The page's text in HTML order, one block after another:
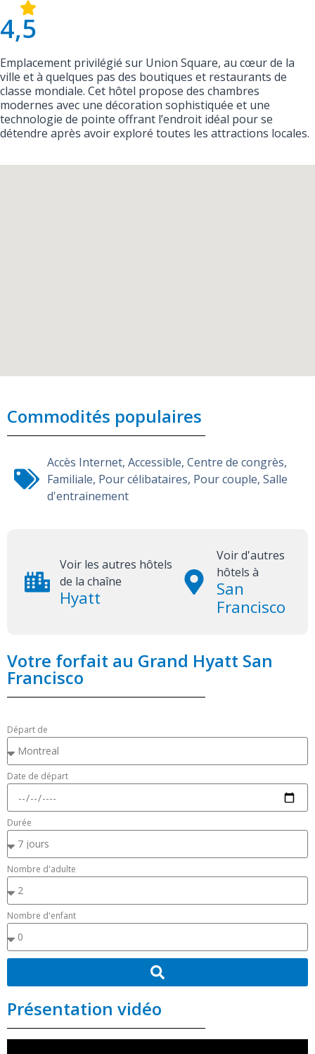
4,5
Emplacement privilégié sur Union Square, au cœur de la
ville et à quelques pas des boutiques et restaurants de
classe mondiale. Cet hôtel propose des chambres
modernes avec une décoration sophistiquée et une
technologie de pointe offrant l’endroit idéal pour se
détendre après avoir exploré toutes les attractions locales.
Commodités populaires
Accès Internet, Accessible, Centre de congrès,
Familiale, Pour célibataires, Pour couple, Salle
d'entrainement
Voir les autres hôtels
de la chaîne
Hyatt
Voir d'autres
hôtels à
San
Francisco
Votre forfait au Grand Hyatt San
Francisco
Départ de
Date de départ
Durée
Nombre d'adulte
Nombre d'enfant
Présentation vidéo